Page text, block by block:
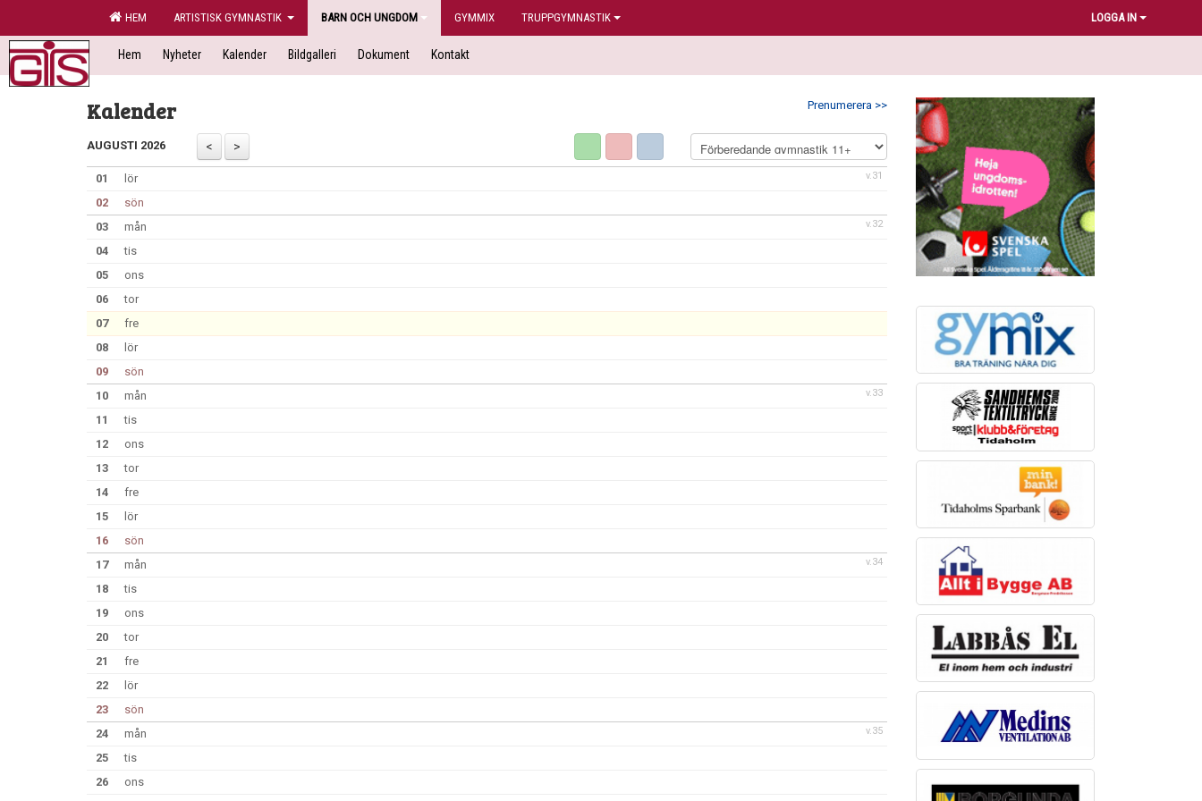
HEM ARTISTISK GYMNASTIK BARN OCH UNGDOM GYMMIX TRUPPGYMNASTIK LOGGA IN
Hem Nyheter Kalender Bildgalleri Dokument Kontakt
Prenumerera >>
Kalender
AUGUSTI 2026
v.31
01
lör
02
sön
v.32
03
mån
04
tis
05
ons
06
tor
07
fre
08
lör
09
sön
v.33
10
mån
11
tis
12
ons
13
tor
14
fre
15
lör
16
sön
v.34
17
mån
18
tis
19
ons
20
tor
21
fre
22
lör
23
sön
v.35
24
mån
25
tis
26
ons